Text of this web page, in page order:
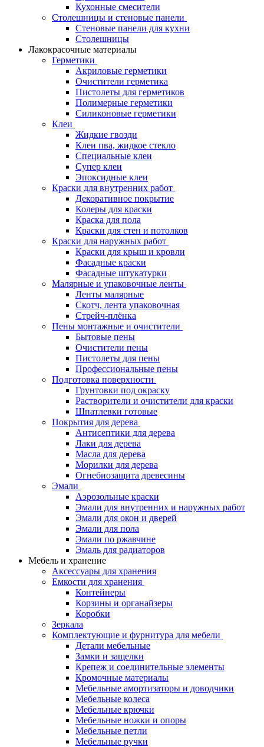
Кухонные смесители
Столешницы и стеновые панели
Стеновые панели для кухни
Столешницы
Лакокрасочные материалы
Герметики
Акриловые герметики
Очистители герметика
Пистолеты для герметиков
Полимерные герметики
Силиконовые герметики
Клеи
Жидкие гвозди
Клеи пва, жидкое стекло
Специальные клеи
Супер клеи
Эпоксидные клеи
Краски для внутренних работ
Декоративное покрытие
Колеры для краски
Краска для пола
Краски для стен и потолков
Краски для наружных работ
Краски для крыш и кровли
Фасадные краски
Фасадные штукатурки
Малярные и упаковочные ленты
Ленты малярные
Скотч, лента упаковочная
Стрейч-плёнка
Пены монтажные и очистители
Бытовые пены
Очистители пены
Пистолеты для пены
Профессиональные пены
Подготовка поверхности
Грунтовки под окраску
Растворители и очистители для краски
Шпатлевки готовые
Покрытия для дерева
Антисептики для дерева
Лаки для дерева
Масла для дерева
Морилки для дерева
Огнебиозащита древесины
Эмали
Аэрозольные краски
Эмали для внутренних и наружных работ
Эмали для окон и дверей
Эмали для пола
Эмали по ржавчине
Эмаль для радиаторов
Мебель и хранение
Аксессуары для хранения
Емкости для хранения
Контейнеры
Корзины и органайзеры
Коробки
Зеркала
Комплектующие и фурнитура для мебели
Детали мебельные
Замки и защелки
Крепеж и соединительные элементы
Кромочные материалы
Мебельные амортизаторы и доводчики
Мебельные колеса
Мебельные крючки
Мебельные ножки и опоры
Мебельные петли
Мебельные ручки